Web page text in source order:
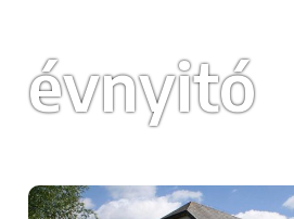
évnyitó